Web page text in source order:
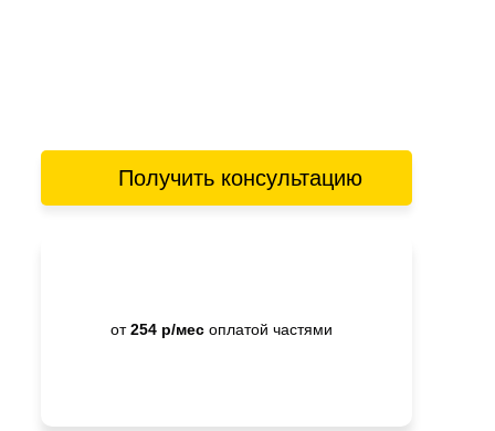
Получить консультацию
от254 р/мес оплатой частями